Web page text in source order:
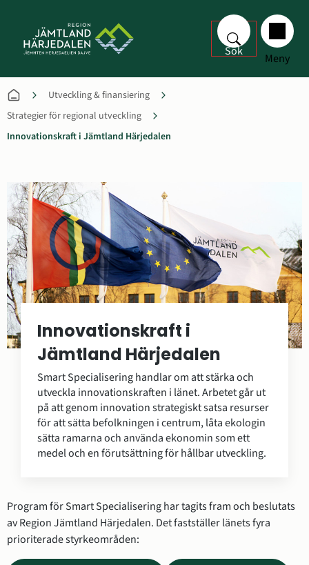
Sök Meny
Utveckling & finansiering
Strategier för regional utveckling
Innovationskraft i Jämtland Härjedalen
Innovationskraft i
Jämtland Härjedalen
Smart Specialisering handlar om att stärka och
utveckla innovationskraften i länet. Arbetet går ut
på att genom innovation strategiskt satsa resurser
för att sätta befolkningen i centrum, låta ekologin
sätta ramarna och använda ekonomin som ett
medel och en förutsättning för hållbar utveckling.
Program för Smart Specialisering har tagits fram och beslutats
av Region Jämtland Härjedalen. Det fastställer länets fyra
prioriterade styrkeområden: